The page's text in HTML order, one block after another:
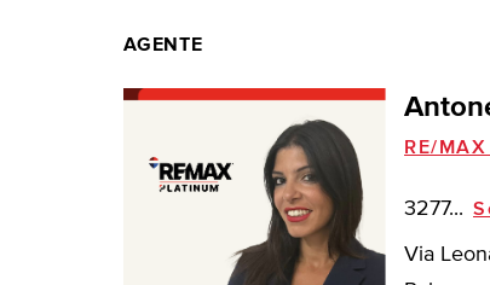
AGENTE
RE/
3277...
Via